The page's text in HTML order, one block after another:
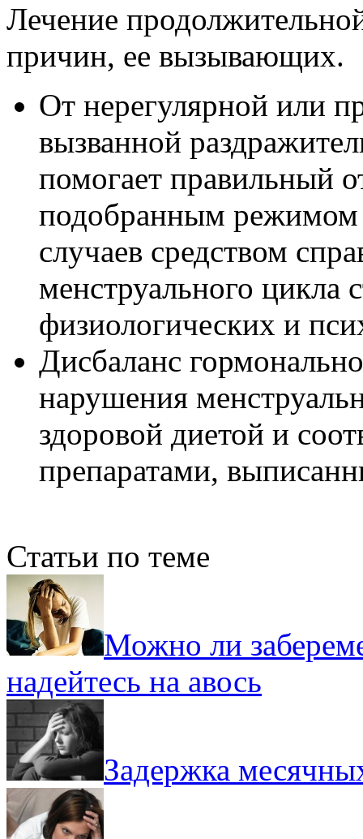
Лечение
причин, ее вызывающих.
От нерегулярной или
вызванной
помогает правильный
подобранным
случаев средством
менструального цикла
физиологических и
Дисбаланс
нарушения
здоровой диетой и
препаратами,
Статьи по теме
Можно ли
надейтесь на авось
Задержка